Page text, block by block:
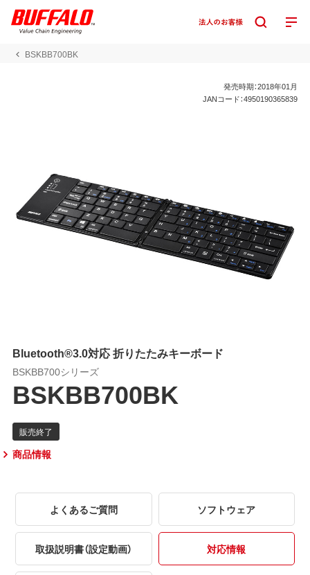
BSKBB700BK
発売時期：2018年01月
JANコード：4950190365839
Bluetooth®3.0対応 折りたたみキーボード
BSKBB700シリーズ
BSKBB700BK
商品情報
よくあるご質問 ソフトウェア
取扱説明書（設定動画） 対応情報